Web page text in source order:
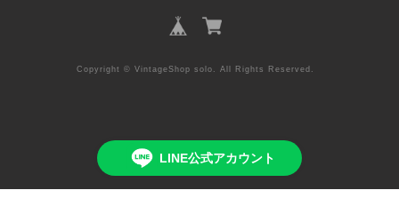
ら、いつでもお気軽にご相談くださ
ひよろしくお願いいたします。
PRADA プラダ VITELLO PHENIX ショルダーバッグ ブラウン ロゴ レザー 2WAY BL0805 vintage ヴィンテージ オールド 2rpjby
Copyright © VintageShop solo. All Rights Reserved.
LINE公式アカウント